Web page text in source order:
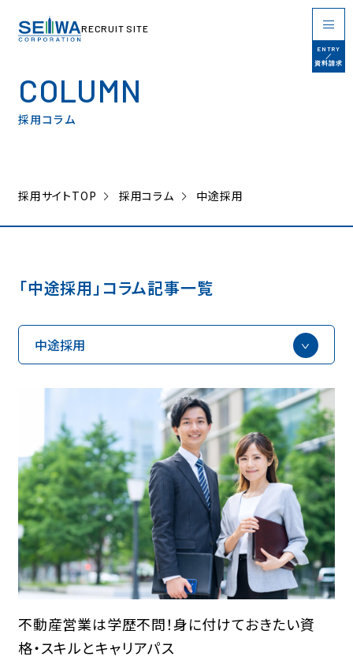
RECRUIT SITE
ENTRY
／
資料請求
RECRUIT SITE
採用サイトTOP
社員の声一覧
人事制度・福利厚生
3分でわかる生和
会社を知る
事業内容・
建築ソリューション
採用情報を知る
求める人物像
募集要項
採用コラム トピックス
新卒採用 中途採用
ENTRY／資料請求
COLUMN
採用コラム
採用サイトTOP 採用コラム 中途採用
「中途採用」コラム記事一覧
中途採用
不動産営業は学歴不問！身に付けておきたい資
格・スキルとキャリアパス